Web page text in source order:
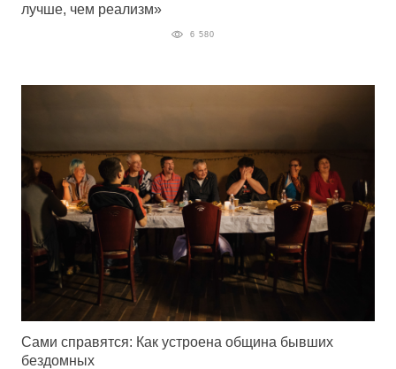
лучше, чем реализм»
6 580
Сами справятся: Как устроена община бывших
бездомных